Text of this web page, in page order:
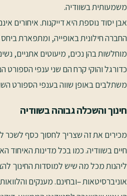
משמעותית בשוודיה.
אבן יסוד נוספת היא דייקנות. איחורים
החברה חילונית באופייה, ומתפארת ביחס
מוחלשות בהן נכים, מיעוטים אתניים,
כדורגל והוקי קרח הם שני ענפי הספורט
משתלבים באופן שווה בענפי הספורט
חינוך והשכלה גבוהה בשוודיה
מכירים את זה שצריך לחסוך כסף לשכר
חיים בשוודיה. כמו בכל מדינות האיחוד
ליהנות מכל מה שיש למוסדות החינוך
אוניברסיטאות –ובחינם. מענקים